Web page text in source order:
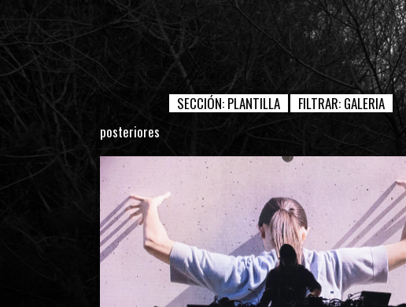
SECCIÓN: PLANTILLA FILTRAR: GALERIA
posteriores